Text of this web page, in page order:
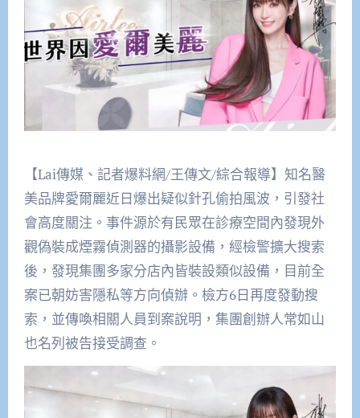
【Lai傳媒、記者爆料網/王傳文/綜合報導】知名醫
美品牌愛爾麗近日爆出疑似針孔偷拍風波，引發社
會高度關注。事件源於有民眾在診療空間內發現外
觀偽裝成煙霧偵測器的攝影設備，經檢警擴大搜索
後，發現集團多家分店內皆裝設類似設備，目前全
案已朝妨害隱私等方向偵辦。檢方6日再度發動搜
索，並傳喚相關人員到案說明，集團創辦人常如山
也名列被告接受調查。